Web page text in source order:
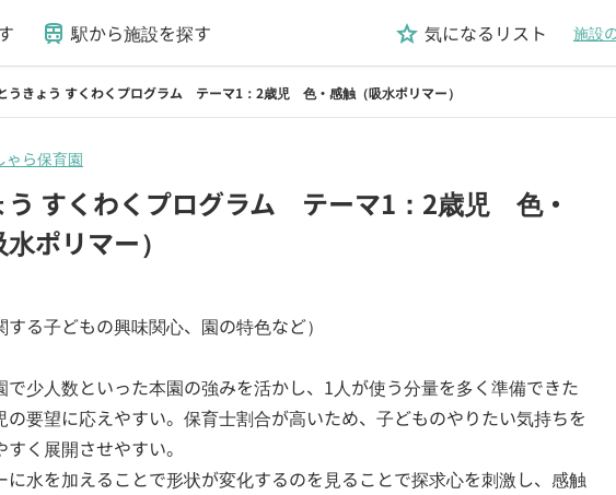
train 駅から施設を探す grade 気になるリスト 施設
うきょう すくわくプログラム テーマ1：2歳児 色・感触（吸水ポリマー）
ゃら保育園
う すくわくプログラム テーマ1：2歳児 色・
ポリマー）
する子どもの興味関心、園の特色など）
で少人数といった本園の強みを活かし、1人が使う分量を多く準備できた
の要望に応えやすい。保育士割合が高いため、子どものやりたい気持ちを
く展開させやすい。
に水を加えることで形状が変化するのを見ることで探求心を刺激し、感触